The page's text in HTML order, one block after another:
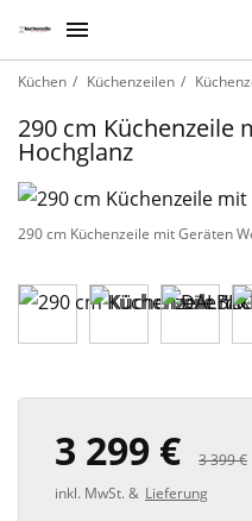
Küchen Küchenzeilen
290 cm Küchenzeile
Hochglanz
290 cm Küchenzeile mit Geräten
3 299 € 3 399 €
inkl. MwSt. & Lieferung